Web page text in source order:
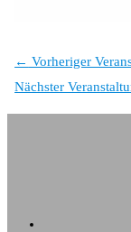
← Vorheriger
Nächster